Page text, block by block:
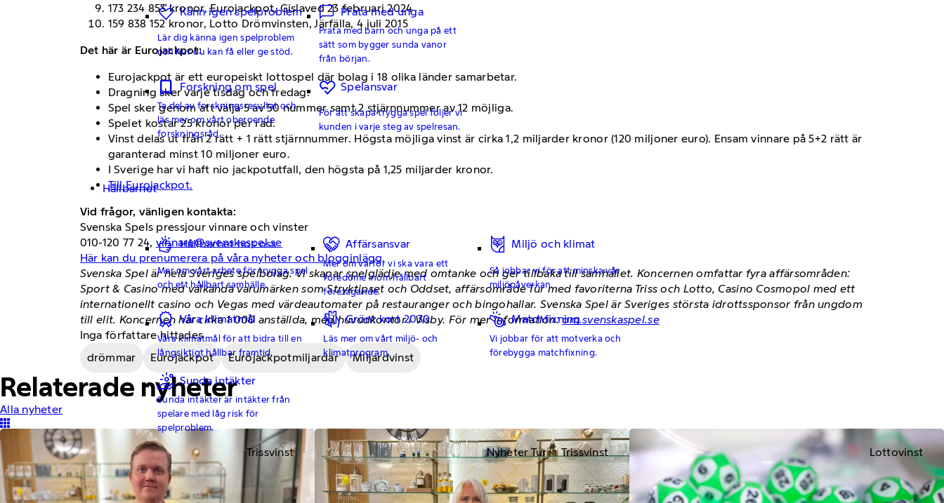
Känn igen spelproblem
Lär dig känna igen spelproblem
och hur du kan få eller ge stöd.
Prata med unga
Prata med barn och unga på ett
sätt som bygger sunda vanor
från början.
Forskning om spel
Ta del av forskningsresultat och
läs mer om vårt oberoende
forskningsråd.
Spelansvar
För att skapa trygga spel följer vi
kunden i varje steg av spelresan.
Hållbarhet
Hållbarhet hos oss
Mer om vårt arbete för trygga spel
och ett hållbart samhälle.
Affärsansvar
Mer om varför vi ska vara ett
föredöme inom hållbart
företagande.
Miljö och klimat
Så jobbar vi för att minska vår
miljöpåverkan.
Våra klimatmål
Våra klimatmål för att bidra till en
långsiktigt hållbar framtid.
Grönt kort 2030
Läs mer om vårt miljö- och
klimatprogram.
Matchfixning
Vi jobbar för att motverka och
förebygga matchfixning.
Sunda intäkter
Sunda intäkter är intäkter från
spelare med låg risk för
spelproblem.
173 234 853 kronor, Eurojackpot, Gislaved 23 februari 2024
159 838 152 kronor, Lotto Drömvinsten, Järfälla, 4 juli 2015
Det här är Eurojackpot:
Eurojackpot är ett europeiskt lottospel där bolag i 18 olika länder samarbetar.
Dragning sker varje tisdag och fredag.
Spel sker genom att välja 5 av 50 nummer samt 2 stjärnnummer av 12 möjliga.
Spelet kostar 25 kronor per rad.
Vinst delas ut från 2 rätt + 1 rätt stjärnnummer. Högsta möjliga vinst är cirka 1,2 miljarder kronor (120 miljoner euro). Ensam vinnare på 5+2 rätt är
garanterad minst 10 miljoner euro.
I Sverige har vi haft nio jackpotutfall, den högsta på 1,25 miljarder kronor.
Till Eurojackpot.
Vid frågor, vänligen kontakta:
Svenska Spels pressjour vinnare och vinster
010-120 77 24, vinnare@svenskaspel.se
Här kan du prenumerera på våra nyheter och blogginlägg.
Svenska Spel är hela Sveriges spelbolag. Vi skapar spelglädje med omtanke och ger tillbaka till samhället. Koncernen omfattar fyra affärsområden:
Sport & Casino med välkända varumärken som Stryktipset och Oddset, affärsområde Tur med favoriterna Triss och Lotto, Casino Cosmopol med ett
internationellt casino och Vegas med värdeautomater på restauranger och bingohallar. Svenska Spel är Sveriges största idrottssponsor från ungdom
till elit. Koncernen har cirka 1 000 anställda, med huvudkontor i Visby. För mer information:om.svenskaspel.se
Inga författare hittades
drömmar
Eurojackpot Eurojackpotmiljardär Miljardvinst
Relaterade nyheter
Alla nyheter
Trissvinst Nyheter Tur Trissvinst Lottovinst